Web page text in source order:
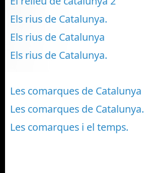
Els rius de Catalunya.
Els rius de Catalunya
Els rius de Catalunya.
Les comarques de Catalunya
Les comarques de Catalunya.
Les comarques i el temps.